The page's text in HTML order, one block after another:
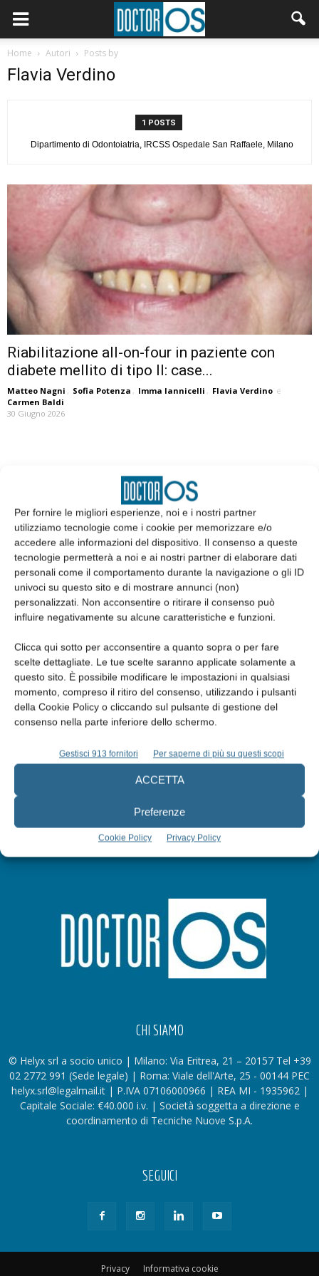
Per fornire le migliori esperienze, noi e i nostri partner
utilizziamo tecnologie come i cookie per memorizzare e/o
accedere alle informazioni del dispositivo. Il consenso a queste
tecnologie permetterà a noi e ai nostri partner di elaborare dati
personali come il comportamento durante la navigazione o gli ID
univoci su questo sito e di mostrare annunci (non)
personalizzati. Non acconsentire o ritirare il consenso può
influire negativamente su alcune caratteristiche e funzioni.
Clicca qui sotto per acconsentire a quanto sopra o per fare
scelte dettagliate. Le tue scelte saranno applicate solamente a
questo sito. È possibile modificare le impostazioni in qualsiasi
momento, compreso il ritiro del consenso, utilizzando i pulsanti
della Cookie Policy o cliccando sul pulsante di gestione del
consenso nella parte inferiore dello schermo.
Gestisci 913 fornitori Per saperne di più su questi scopi
ACCETTA
Preferenze
Cookie Policy Privacy Policy
Home Autori Posts by
Flavia Verdino
1 POSTS
Dipartimento di Odontoiatria, IRCSS Ospedale San Raffaele, Milano
Riabilitazione all-on-four in paziente con
diabete mellito di tipo II: case...
Matteo Nagni , Sofia Potenza , Imma Iannicelli , Flavia Verdino e
Carmen Baldi
30 Giugno 2026
Edicola web
Abbonati
CHI SIAMO
© Helyx srl a socio unico | Milano: Via Eritrea, 21 – 20157 Tel +39
02 2772 991 (Sede legale) | Roma: Viale dell'Arte, 25 - 00144 PEC
helyx.srl@legalmail.it | P.IVA 07106000966 | REA MI - 1935962 |
Capitale Sociale: €40.000 i.v. | Società soggetta a direzione e
coordinamento di Tecniche Nuove S.p.A.
SEGUICI
Privacy Informativa cookie